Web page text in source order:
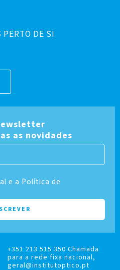
PERTO DE SI
as novidades
e a Política de
+351 213 515 350 Chamada
para a rede fixa nacional,
geral@institutoptico.pt